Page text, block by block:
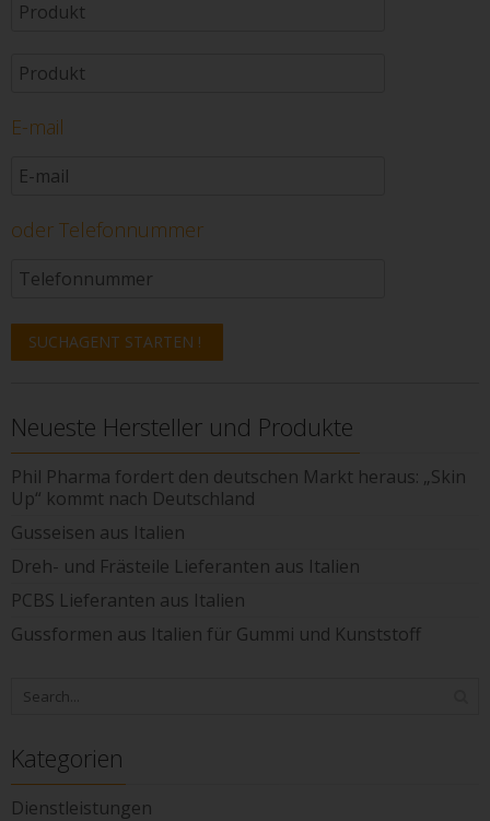
E-mail
oder Telefonnummer
Neueste Hersteller und Produkte
Phil Pharma fordert den deutschen Markt heraus: „Skin
Up“ kommt nach Deutschland
Gusseisen aus Italien
Dreh- und Frästeile Lieferanten aus Italien
PCBS Lieferanten aus Italien
Gussformen aus Italien für Gummi und Kunststoff
Kategorien
Dienstleistungen